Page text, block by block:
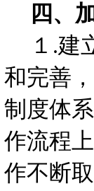
四、
１ .建
和完善
制度体
作流程
作不断